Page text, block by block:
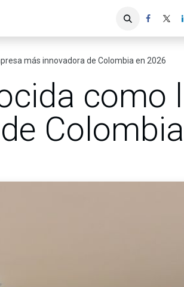
más innovadora de Colombia en 2026
como